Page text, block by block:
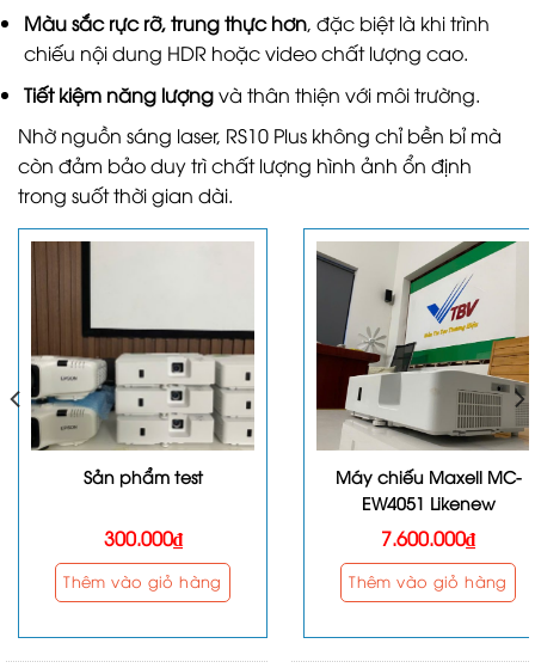
Màu sắc rực rỡ, trung thực hơn, đặc biệt là khi trình
chiếu nội dung HDR hoặc video chất lượng cao.
Tiết kiệm năng lượngvà thân thiện với môi trường.
Nhờ nguồn sáng laser, RS10 Plus không chỉ bền bỉ mà
còn đảm bảo duy trì chất lượng hình ảnh ổn định
trong suốt thời gian dài.
Sản phẩm test
300.000₫
Thêm vào giỏ hàng
Máy chiếu Maxell MC-
EW4051 Likenew
7.600.000₫
Thêm vào giỏ hàng